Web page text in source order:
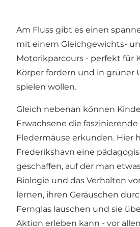
Am Fluss gibt es einen
mit einem Gleichgewichts-
Motorikparcours - perfekt für
Körper fordern und in grüner
spielen wollen.
Gleich nebenan können
Erwachsene die
Fledermäuse erkunden. Hier
Frederikshavn eine
geschaffen, auf der man
Biologie und das Verhalten
lernen, ihren Geräuschen
Fernglas lauschen und sie
Aktion erleben kann - vor